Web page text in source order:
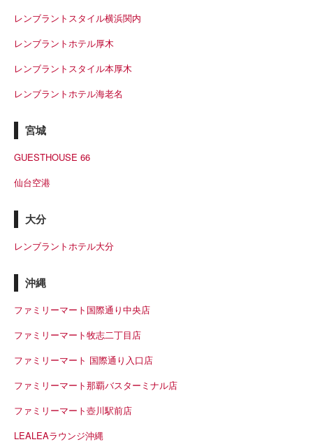
レンブラントスタイル横浜関内
レンブラントホテル厚木
レンブラントスタイル本厚木
レンブラントホテル海老名
宮城
GUESTHOUSE 66
仙台空港
大分
レンブラントホテル大分
沖縄
ファミリーマート国際通り中央店
ファミリーマート牧志二丁目店
ファミリーマート 国際通り入口店
ファミリーマート那覇バスターミナル店
ファミリーマート壺川駅前店
LEALEAラウンジ沖縄